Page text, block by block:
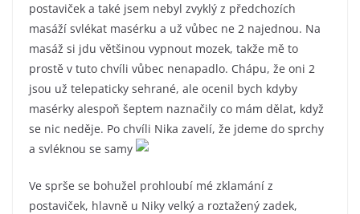
postaviček a také jsem nebyl zvyklý z předchozích
masáží svlékat masérku a už vůbec ne 2 najednou. Na
masáž si jdu většinou vypnout mozek, takže mě to
prostě v tuto chvíli vůbec nenapadlo. Chápu, že oni 2
jsou už telepaticky sehrané, ale ocenil bych kdyby
masérky alespoň šeptem naznačily co mám dělat, když
se nic neděje. Po chvíli Nika zavelí, že jdeme do sprchy
a svléknou se samy
Ve sprše se bohužel prohloubí mé zklamání z
postaviček, hlavně u Niky velký a roztažený zadek,